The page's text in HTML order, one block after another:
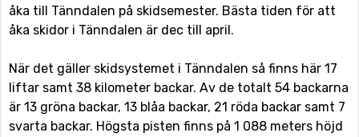
åka till Tänndalen på skidsemester. Bästa tiden för att
åka skidor i Tänndalen är dec till april.
När det gäller skidsystemet i Tänndalen så finns här 17
liftar samt 38 kilometer backar. Av de totalt 54 backarna
är 13 gröna backar, 13 blåa backar, 21 röda backar samt 7
svarta backar. Högsta pisten finns på 1 088 meters höjd